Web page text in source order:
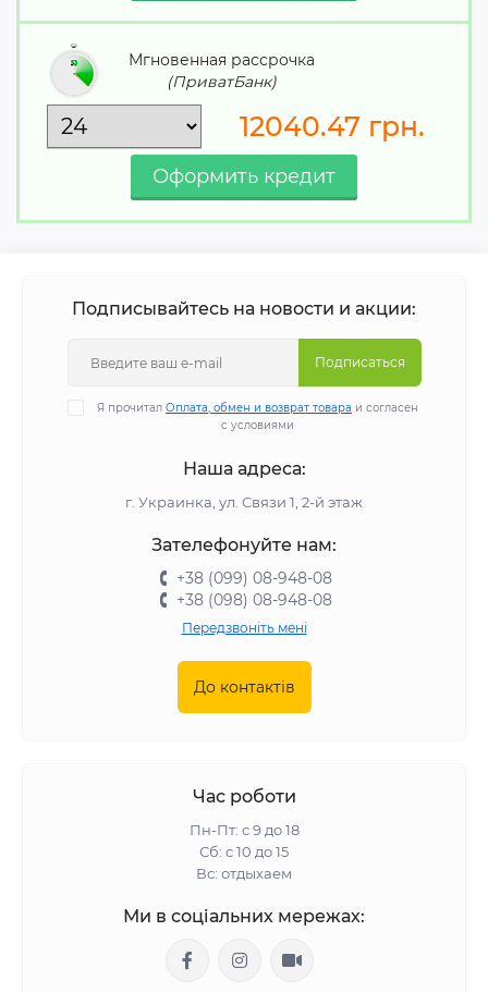
Мгновенная рассрочка
(ПриватБанк)
12040.47 грн.
Подписывайтесь на новости и акции:
Подписаться
Я прочитал Оплата, обмен и возврат товара и согласен
с условиями
Наша адреса:
г. Украинка, ул. Связи 1, 2-й этаж
Зателефонуйте нам:
+38 (099) 08-948-08
+38 (098) 08-948-08
Передзвоніть мені
До контактів
Час роботи
Пн-Пт: с 9 до 18
Сб: с 10 до 15
Вс: отдыхаем
Ми в соціальних мережах: